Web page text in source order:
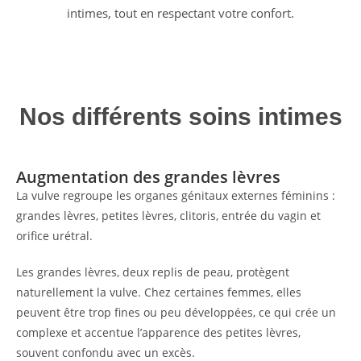
intimes, tout en respectant votre confort.
Nos différents soins intimes
Augmentation des grandes lèvres
La vulve regroupe les organes génitaux externes féminins :
grandes lèvres, petites lèvres, clitoris, entrée du vagin et
orifice urétral.
Les grandes lèvres, deux replis de peau, protègent
naturellement la vulve. Chez certaines femmes, elles
peuvent être trop fines ou peu développées, ce qui crée un
complexe et accentue l’apparence des petites lèvres,
souvent confondu avec un excès.